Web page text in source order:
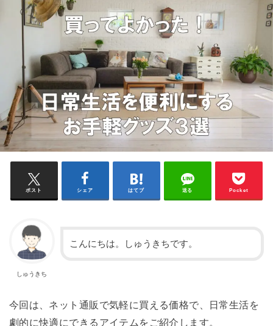
ポスト シェア はてブ 送る Pocket
しゅうきち
こんにちは。しゅうきちです。
今回は、ネット通販で気軽に買える価格で、日常生活を
劇的に快適にできるアイテムをご紹介します。